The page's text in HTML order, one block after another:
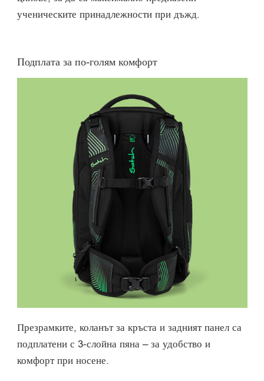
ученическите принадлежности при дъжд.
Подплата за по-голям комфорт
Презрамките, коланът за кръста и задният панел са
подплатени с 3-слойна пяна – за удобство и
комфорт при носене.